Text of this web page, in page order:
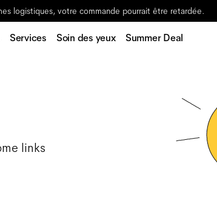
logistiques, votre commande pourrait être retardée.
Services Soin des yeux Summer Deal
links